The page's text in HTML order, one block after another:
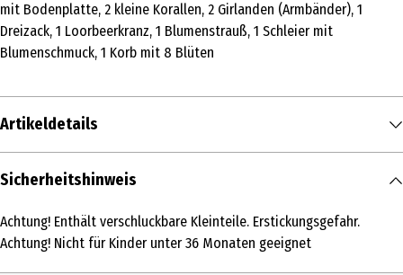
mit Bodenplatte, 2 kleine Korallen, 2 Girlanden (Armbänder), 1
Dreizack, 1 Loorbeerkranz, 1 Blumenstrauß, 1 Schleier mit
Blumenschmuck, 1 Korb mit 8 Blüten
Artikeldetails
Inhalt
Produkttyp
Sicherheitshinweis
Achtung! Enthält verschluckbare Kleinteile. Erstickungsgefahr.
Achtung! Nicht für Kinder unter 36 Monaten geeignet